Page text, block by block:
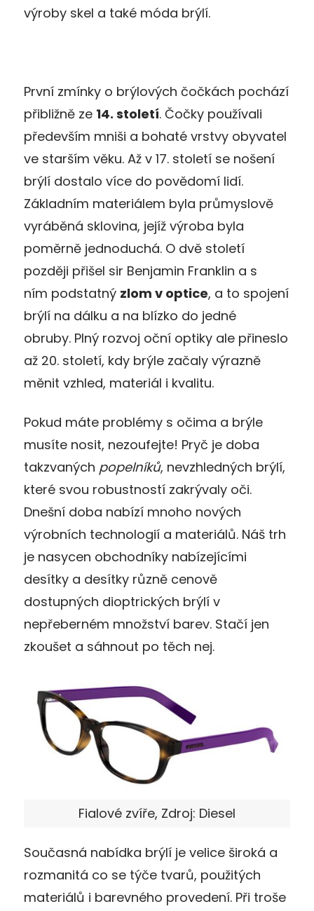
výroby skel a také móda brýlí.
První zmínky o brýlových čočkách pochází
přibližně ze 14. století. Čočky používali
především mniši a bohaté vrstvy obyvatel
ve starším věku. Až v 17. století se nošení
brýlí dostalo více do povědomí lidí.
Základním materiálem byla průmyslově
vyráběná sklovina, jejíž výroba byla
poměrně jednoduchá. O dvě století
později přišel sir Benjamin Franklin a s
ním podstatný zlom v optice, a to spojení
brýlí na dálku a na blízko do jedné
obruby. Plný rozvoj oční optiky ale přineslo
až 20. století, kdy brýle začaly výrazně
měnit vzhled, materiál i kvalitu.
Pokud máte problémy s očima a brýle
musíte nosit, nezoufejte! Pryč je doba
takzvaných popelníků, nevzhledných brýlí,
které svou robustností zakrývaly oči.
Dnešní doba nabízí mnoho nových
výrobních technologií a materiálů. Náš trh
je nasycen obchodníky nabízejícími
desítky a desítky různě cenově
dostupných dioptrických brýlí v
nepřeberném množství barev. Stačí jen
zkoušet a sáhnout po těch nej.
Fialové zvíře, Zdroj: Diesel
Současná nabídka brýlí je velice široká a
rozmanitá co se týče tvarů, použitých
materiálů i barevného provedení. Při troše